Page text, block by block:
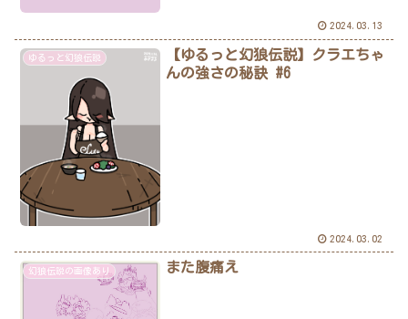
2024.03.13
ゆるっと幻狼伝説
【ゆるっと幻狼伝説】クラエちゃ
んの強さの秘訣 #6
2024.03.02
幻狼伝説の画像あり また腹痛え